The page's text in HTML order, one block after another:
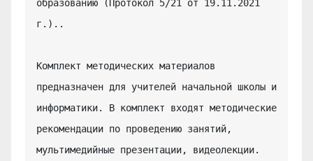
образованию (Протокол 5/21 от 19.11.2021
г.)..
Комплект методических материалов
предназначен для учителей начальной школы и
информатики. В комплект входят методические
рекомендации по проведению занятий,
мультимедийные презентации, видеолекции.